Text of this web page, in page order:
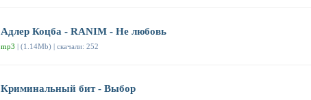
Адлер Коцба - RANIM - Не любовь
mp3 | (1.14Mb) | скачали: 252
Криминальный бит - Выбор